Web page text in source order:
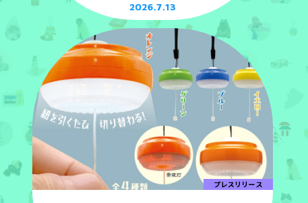
2026.7.13
プレスリリース